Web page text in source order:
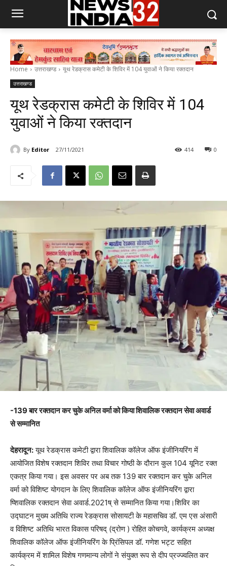
Home उत्तराखण्ड यूथ रेडक्रास कमेटी के शिविर में 104 युवाओं ने किया रक्तदान
उत्तराखण्ड
यूथ रेडक्रास कमेटी के शिविर में 104
युवाओं ने किया रक्तदान
By Editor 27/11/2021 0
414
-139 बार रक्तदान कर चुके अनिल वर्मा को किया शिवालिक रक्तदान सेवा अवार्ड
से सम्मानित
देहरादून:यूथ रेडक्रास कमेटी द्वारा शिवालिक कॉलेज ऑफ इंजीनियरिंग में
आयोजित विशेष रक्तदान शिविर तथा विचार गोष्ठी के दौरान कुल 104 यूनिट रक्त
एकत्र किया गया। इस अवसर पर अब तक 139 बार रक्तदान कर चुके अनिल
वर्मा को विशिष्ट योगदान के लिए शिवालिक कॉलेज ऑफ इंजीनियरिंग द्वारा
ष्शिवालिक रक्तदान सेवा अवार्ड.2021ष् से सम्मानित किया गया।शिविर का
उद्घाटन मुख्य अतिथि राज्य रेडक्रास सोसायटी के महासचिव डॉ. एम एस अंसारी
व विशिष्ट अतिथि भारत विकास परिषद् (द्रोण ) रोहित कोचगवे, कार्यक्रम अध्यक्ष
शिवालिक कॉलेज ऑफ इंजीनियरिंग के प्रिंसिपल डॉ. गणेश भट्ट सहित
कार्यक्रम में शामिल विशेष गणमान्य लोगों ने संयुक्त रूप से दीप प्रज्ज्वलित कर